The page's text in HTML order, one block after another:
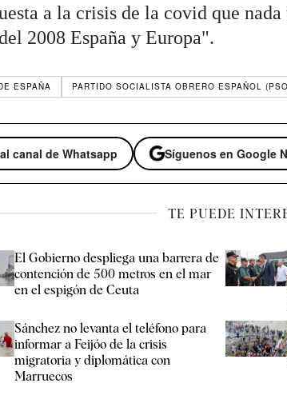
a la crisis de la covid que
2008 España y Europa".
ESPAÑA PARTIDO SOCIALISTA OBRERO ESPAÑOL
canal de Whatsapp Síguenos en Google
TE PUEDE
El Gobierno despliega una barrera de
contención de 500 metros en el mar
en el espigón de Ceuta
Sánchez no levanta el teléfono para
informar a Feijóo de la crisis
migratoria y diplomática con
Marruecos